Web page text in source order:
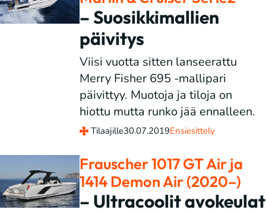
– Suosikkimallien
päivitys
Viisi vuotta sitten lanseerattu
Merry Fisher 695 -mallipari
päivittyy. Muotoja ja tiloja on
hiottu mutta runko jää ennalleen.
Tilaajille30.07.2019Ensiesittely
Frauscher 1017 GT Air ja
1414 Demon Air (2020–)
– Ultracoolit avokeulat